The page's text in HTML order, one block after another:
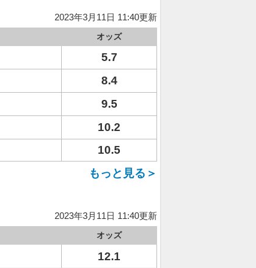
2023年3月11日 11:40更新
オッズ
5.7
8.4
9.5
10.2
10.5
もっと見る＞
2023年3月11日 11:40更新
オッズ
12.1